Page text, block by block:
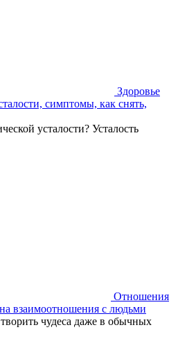
Здоровье
симптомы, как снять,
усталости? Усталость
Отношения
взаимоотношения с людьми
чудеса даже в обычных